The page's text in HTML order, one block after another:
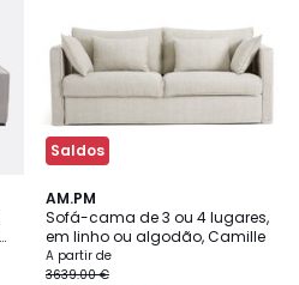
Saldos
AM.PM
Sofá-cama de 3 ou 4 lugares,
em linho ou algodão, Camille
A partir de
3639.00 €
4,8
/ 5
4
Cores